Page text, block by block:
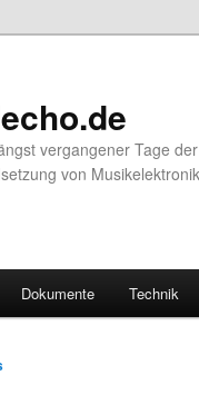
vergangener Tage
von
Dokumente Technik